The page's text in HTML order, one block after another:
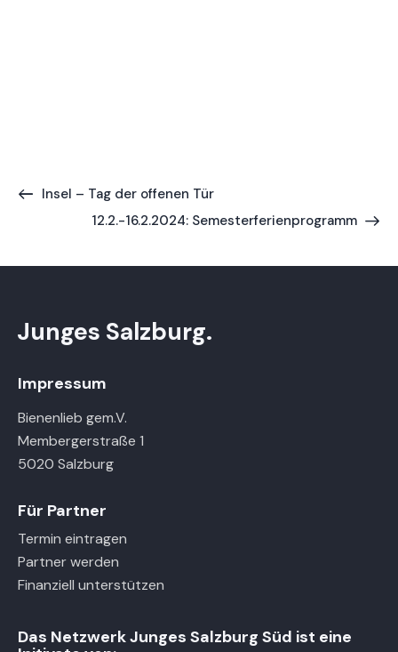
Insel – Tag der offenen Tür
12.2.-16.2.2024: Semesterferienprogramm
Junges Salzburg.
Impressum
Bienenlieb gem.V.
Membergerstraße 1
5020 Salzburg
Für Partner
Termin eintragen
Partner werden
Finanziell unterstützen
Das Netzwerk Junges Salzburg Süd ist eine